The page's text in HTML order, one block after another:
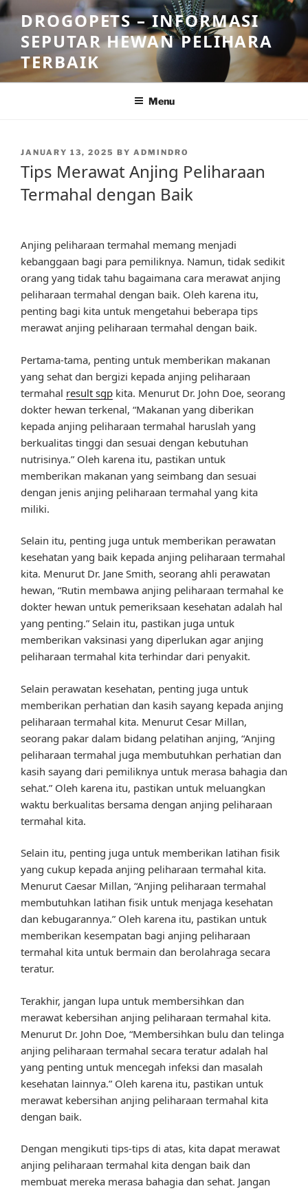
Skip
to
content
DROGOPETS – INFORMASI
SEPUTAR HEWAN PELIHARA
TERBAIK
Menu
POSTED
ON
JANUARY 13, 2025 BY ADMINDRO
Tips Merawat Anjing Peliharaan
Termahal dengan Baik
Anjing peliharaan termahal memang menjadi
kebanggaan bagi para pemiliknya. Namun, tidak sedikit
orang yang tidak tahu bagaimana cara merawat anjing
peliharaan termahal dengan baik. Oleh karena itu,
penting bagi kita untuk mengetahui beberapa tips
merawat anjing peliharaan termahal dengan baik.
Pertama-tama, penting untuk memberikan makanan
yang sehat dan bergizi kepada anjing peliharaan
termahal result sgp kita. Menurut Dr. John Doe, seorang
dokter hewan terkenal, “Makanan yang diberikan
kepada anjing peliharaan termahal haruslah yang
berkualitas tinggi dan sesuai dengan kebutuhan
nutrisinya.” Oleh karena itu, pastikan untuk
memberikan makanan yang seimbang dan sesuai
dengan jenis anjing peliharaan termahal yang kita
miliki.
Selain itu, penting juga untuk memberikan perawatan
kesehatan yang baik kepada anjing peliharaan termahal
kita. Menurut Dr. Jane Smith, seorang ahli perawatan
hewan, “Rutin membawa anjing peliharaan termahal ke
dokter hewan untuk pemeriksaan kesehatan adalah hal
yang penting.” Selain itu, pastikan juga untuk
memberikan vaksinasi yang diperlukan agar anjing
peliharaan termahal kita terhindar dari penyakit.
Selain perawatan kesehatan, penting juga untuk
memberikan perhatian dan kasih sayang kepada anjing
peliharaan termahal kita. Menurut Cesar Millan,
seorang pakar dalam bidang pelatihan anjing, “Anjing
peliharaan termahal juga membutuhkan perhatian dan
kasih sayang dari pemiliknya untuk merasa bahagia dan
sehat.” Oleh karena itu, pastikan untuk meluangkan
waktu berkualitas bersama dengan anjing peliharaan
termahal kita.
Selain itu, penting juga untuk memberikan latihan fisik
yang cukup kepada anjing peliharaan termahal kita.
Menurut Caesar Millan, “Anjing peliharaan termahal
membutuhkan latihan fisik untuk menjaga kesehatan
dan kebugarannya.” Oleh karena itu, pastikan untuk
memberikan kesempatan bagi anjing peliharaan
termahal kita untuk bermain dan berolahraga secara
teratur.
Terakhir, jangan lupa untuk membersihkan dan
merawat kebersihan anjing peliharaan termahal kita.
Menurut Dr. John Doe, “Membersihkan bulu dan telinga
anjing peliharaan termahal secara teratur adalah hal
yang penting untuk mencegah infeksi dan masalah
kesehatan lainnya.” Oleh karena itu, pastikan untuk
merawat kebersihan anjing peliharaan termahal kita
dengan baik.
Dengan mengikuti tips-tips di atas, kita dapat merawat
anjing peliharaan termahal kita dengan baik dan
membuat mereka merasa bahagia dan sehat. Jangan